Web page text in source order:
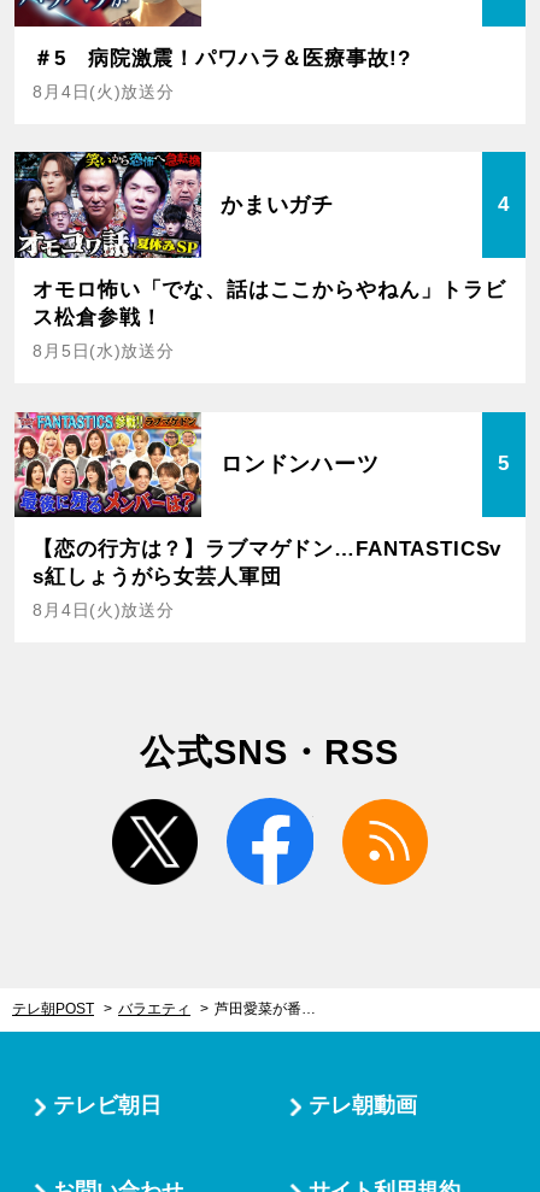
＃5 病院激震！パワハラ＆医療事故!?
8月4日(火)放送分
かまいガチ 4
オモロ怖い「でな、話はここからやねん」トラビ
ス松倉参戦！
8月5日(水)放送分
ロンドンハーツ 5
【恋の行方は？】ラブマゲドン…FANTASTICSv
s紅しょうがら女芸人軍団
8月4日(火)放送分
公式SNS・RSS
twitter facebook
テレ朝POST バラエティ
テレビ朝日 テレ朝動画